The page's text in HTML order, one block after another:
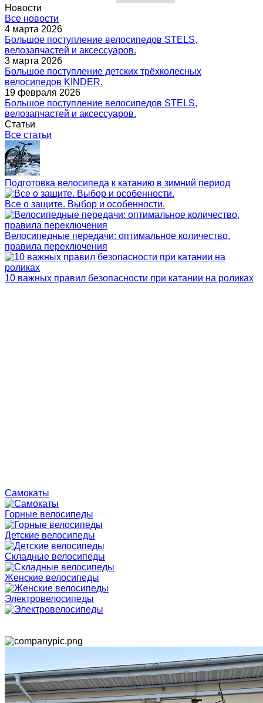
Новости
Все новости
4 марта 2026
Большое поступление велосипедов STELS,
велозапчастей и аксессуаров.
3 марта 2026
Большое поступление детских трёхколесных
велосипедов KINDER.
19 февраля 2026
Большое поступление велосипедов STELS,
велозапчастей и аксессуаров.
Статьи
Все статьи
Подготовка велосипеда к катанию в зимний период
Все о защите. Выбор и особенности.
Велосипедные передачи: оптимальное количество,
правила переключения
10 важных правил безопасности при катании на роликах
Самокаты
Горные велосипеды
Детские велосипеды
Складные велосипеды
Женские велосипеды
Электровелосипеды